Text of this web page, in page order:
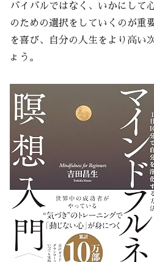
バイバルではなく、いかにして
のための選択をしていくのが重
を喜び、自分の人生をより高い
ょう。